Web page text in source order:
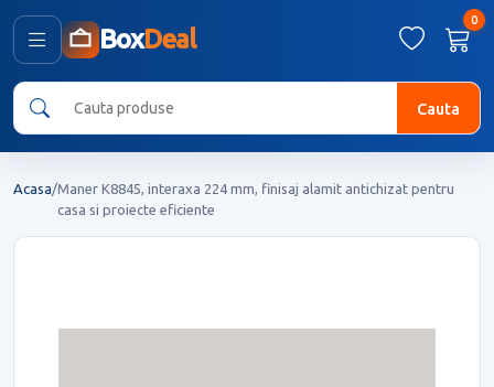
BoxDeal
0
Cauta
Acasa/Maner K8845, interaxa 224 mm, finisaj alamit antichizat pentru
casa si proiecte eficiente